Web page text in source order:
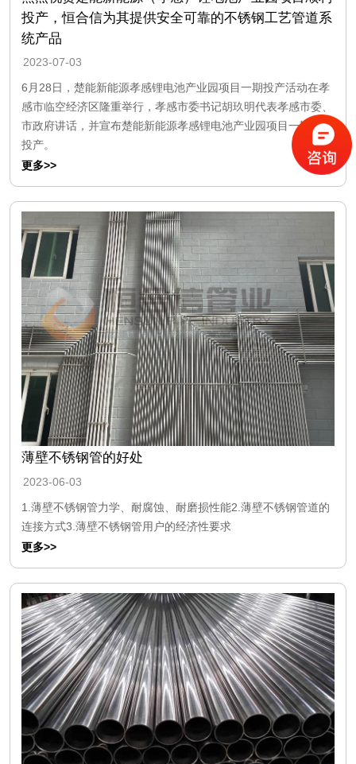
投产，恒合信为其提供安全可靠的不锈钢工艺管道系
统产品
2023-07-03
6月28日，楚能新能源孝感锂电池产业园项目一期投产活动在孝
感市临空经济区隆重举行，孝感市委书记胡玖明代表孝感市委、
市政府讲话，并宣布楚能新能源孝感锂电池产业园项目一期正式
投产。
更多>>
薄壁不锈钢管的好处
2023-06-03
1.薄壁不锈钢管力学、耐腐蚀、耐磨损性能2.薄壁不锈钢管道的
连接方式3.薄壁不锈钢管用户的经济性要求
更多>>